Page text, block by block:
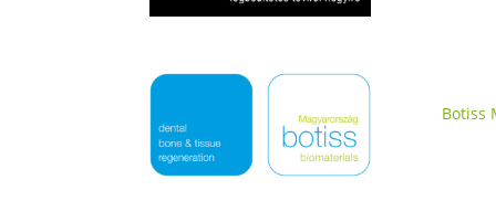
Botiss